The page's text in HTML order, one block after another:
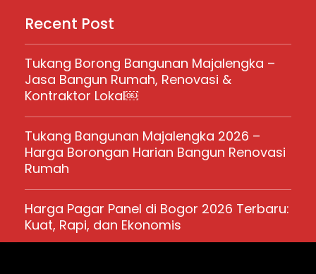
Recent Post
Tukang Borong Bangunan Majalengka –
Jasa Bangun Rumah, Renovasi &
Kontraktor Lokal￼
Tukang Bangunan Majalengka 2026 –
Harga Borongan Harian Bangun Renovasi
Rumah
Harga Pagar Panel di Bogor 2026 Terbaru:
Kuat, Rapi, dan Ekonomis